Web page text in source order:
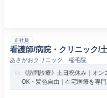
正社員
看護師/病院・クリニック/
あさがおクリニック 稲毛院
《訪問診療》土日祝休み｜オ
OK・髪色自由｜在宅医療を専